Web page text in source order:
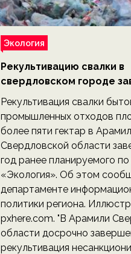
Экология
Рекультивацию свалки в
свердловском городе
год раньше
новости экологии на
Рекультивация свалки
промышленных отходов
более пяти гектар в
Свердловской области
год ранее планируемого
«Экология». Об этом
департаменте
политики региона.
pxhere.com. "В Арамили
области досрочно
рекультивация